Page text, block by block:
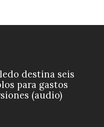
destina seis
para gastos
(audio)